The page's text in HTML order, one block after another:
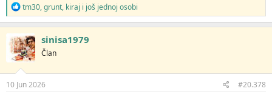
R
e
a
g
o
v
a
n
j
tm30,grunt, kiraj i još jednoj osobi
sinisa1979
Član
10 Jun 2026 #20.378